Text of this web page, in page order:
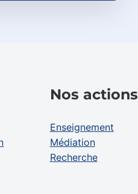
Nos actions
Enseignement
Médiation
Recherche